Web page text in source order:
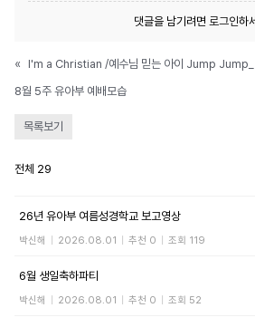
댓글을 남기려면 로그인하
«
8월 5주 유아부 예배모습
목록보기
전체 29
26년 유아부 여름성경학교 보고영상
박신해 2026.08.01 추천 0 조회 119
6월 생일축하파티
박신해 2026.08.01 추천 0 조회 52